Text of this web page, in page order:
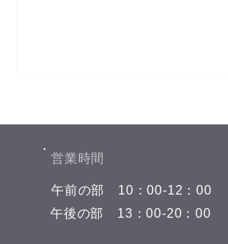
空き状況をお知らせします 8月7
ん 午後の部 空きがありません 8
月8日(土)←今日はここです 午前
​営業時間
​午前の部 ​10：00-12：00
​午後の部 ​13：00-20：00